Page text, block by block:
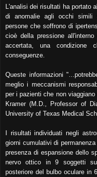
L'analisi dei risultati ha portato
di anomalie agli occhi simili
persone che soffrono di
cioè della pressione
accertata, una condizione
conseguenze.
Queste informazioni
meglio i meccanismi
per i pazienti che non
Kramer (M.D., Professor of
University of Texas Medical
I risultati individuati negli
giorni cumulativi di
presenza di espansione dello
nervo ottico in 9 soggetti
posteriore del bulbo oculare in